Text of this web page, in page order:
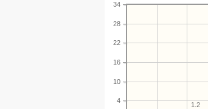
4
10
16
22
28
34
1.2